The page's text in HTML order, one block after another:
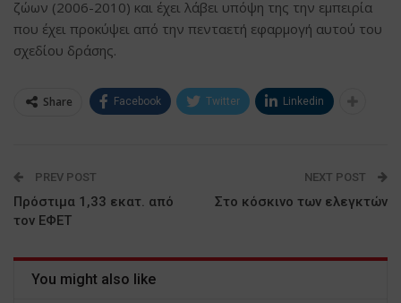
ζώων (2006-2010) και έχει λάβει υπόψη της την εμπειρία
που έχει προκύψει από την πενταετή εφαρμογή αυτού του
σχεδίου δράσης.
Share Facebook Twitter Linkedin
PREV POST
Πρόστιμα 1,33 εκατ. από
τον ΕΦΕΤ
NEXT POST
Στο κόσκινο των ελεγκτών
You might also like